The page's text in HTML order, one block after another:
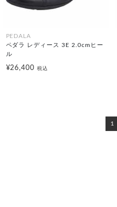
PEDALA
ペダラ レディース 3E 2.0cmヒー
ル
¥26,400税込
1